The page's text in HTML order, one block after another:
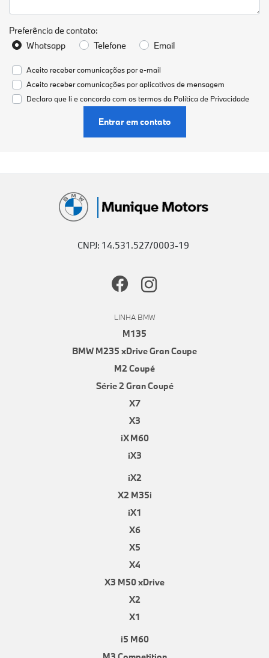
Preferência de contato:
Whatsapp
Telefone Email
Aceito receber comunicações por e-mail
Aceito receber comunicações por aplicativos de mensagem
Declaro que li e concordo com os termos da Política de Privacidade
Entrar em contato
CNPJ: 14.531.527/0003-19
LINHA BMW
M135
BMW M235 xDrive Gran Coupe
M2 Coupé
Série 2 Gran Coupé
X7
X3
iX M60
iX3
iX2
X2 M35i
iX1
X6
X5
X4
X3 M50 xDrive
X2
X1
i5 M60